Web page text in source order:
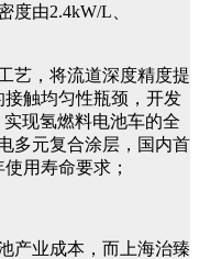
度由2.4kW/L、
艺，将流道深度精度提
触均匀性瓶颈，开发
现氢燃料电池车的全
多元复合涂层，国内首
用寿命要求；
产业成本，而上海治臻